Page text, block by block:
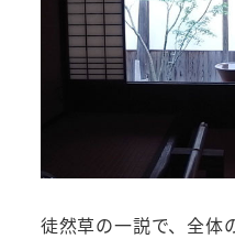
徒然草の一説で、全体